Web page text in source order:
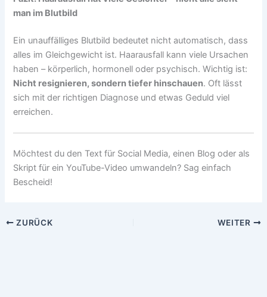
man im Blutbild
Ein unauffälliges Blutbild bedeutet nicht automatisch, dass
alles im Gleichgewicht ist. Haarausfall kann viele Ursachen
haben – körperlich, hormonell oder psychisch. Wichtig ist:
Nicht resignieren, sondern tiefer hinschauen. Oft lässt
sich mit der richtigen Diagnose und etwas Geduld viel
erreichen.
Möchtest du den Text für Social Media, einen Blog oder als
Skript für ein YouTube-Video umwandeln? Sag einfach
Bescheid!
ZURÜCK WEITER